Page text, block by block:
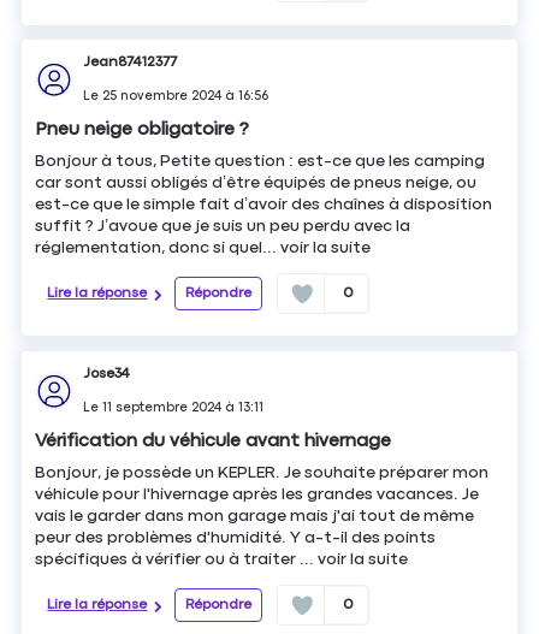
Jean87412377
Le 25 novembre 2024à16:56
Pneu neige obligatoire ?
Bonjour à tous, Petite question : est-ce que les camping
car sont aussi obligés d’être équipés de pneus neige, ou
est-ce que le simple fait d’avoir des chaînes à disposition
suffit ? J’avoue que je suis un peu perdu avec la
réglementation, donc si quel...voir la suite
Lire la réponse Répondre 0
Jose34
Le11 septembre 2024à13:11
Vérification du véhicule avant hivernage
Bonjour, je possède un KEPLER. Je souhaite préparer mon
véhicule pour l'hivernage après les grandes vacances. Je
vais le garder dans mon garage mais j'ai tout de même
peur des problèmes d'humidité. Y a-t-il des points
spécifiques à vérifier ou à traiter ...voir la suite
Lire la réponse Répondre 0